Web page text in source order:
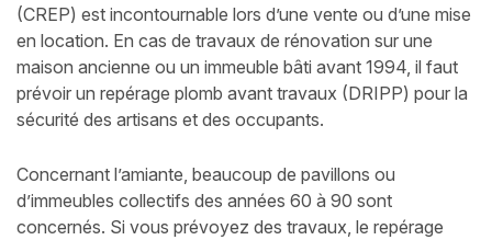
(CREP) est incontournable lors d’une vente ou d’une mise
en location. En cas de travaux de rénovation sur une
maison ancienne ou un immeuble bâti avant 1994, il faut
prévoir un repérage plomb avant travaux (DRIPP) pour la
sécurité des artisans et des occupants.
Concernant l’amiante, beaucoup de pavillons ou
d’immeubles collectifs des années 60 à 90 sont
concernés. Si vous prévoyez des travaux, le repérage